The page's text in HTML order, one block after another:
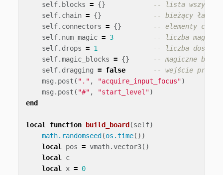
self. blocks = {}
-- lista
self. chain = {}
-- bieżący
self. connectors = {}
-- elementy
self. num_magic = 3
-- liczba
self. drops = 1
-- liczba
self.magic_blocks = {}
-- magiczne
self. dragging = false
-- wejście
msg . post ( "." , "acquire_input_focus")
msg . post ( "#" , "start_level")
end
local function build_board (self)
math.randomseed (os.time())
local
pos = vmath.vector3()
local
c
local
x = 0